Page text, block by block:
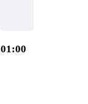
01:00